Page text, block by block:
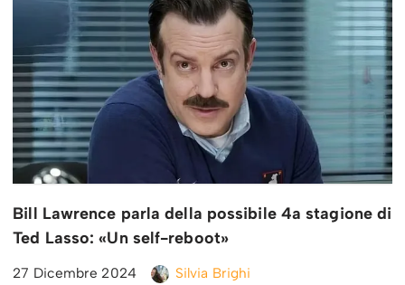
Bill Lawrence parla della possibile 4a stagione di
Ted Lasso: «Un self-reboot»
27 Dicembre 2024 Silvia Brighi